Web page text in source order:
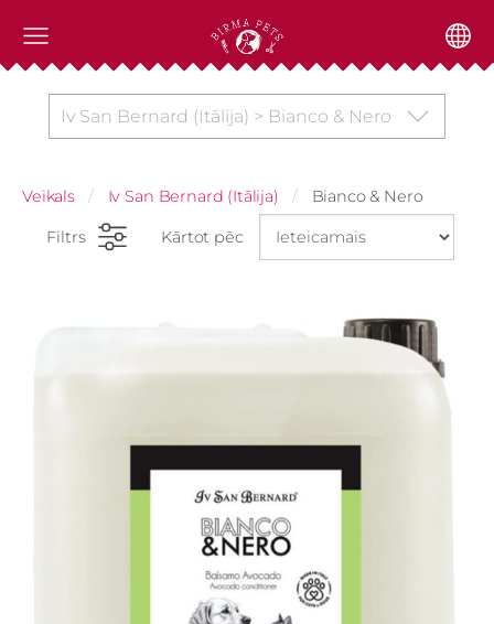
Iv San Bernard (Itālija) > Bianco & Nero
Veikals Iv San Bernard (Itālija) Bianco & Nero
Filtrs Kārtot pēc